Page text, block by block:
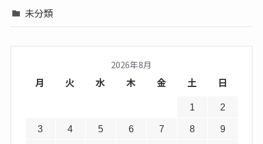
未分類
2026年8月
月 火 水 木 金 土 日
1 2
3 4 5 6 7 8 9